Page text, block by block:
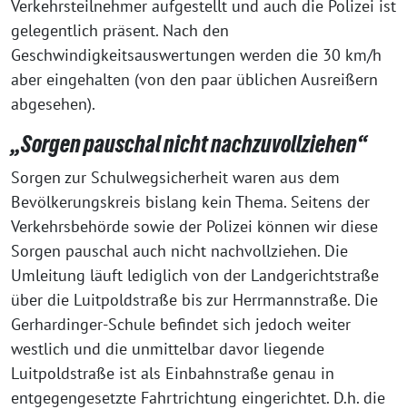
Verkehrsteilnehmer aufgestellt und auch die Polizei ist
gelegentlich präsent. Nach den
Geschwindigkeitsauswertungen werden die 30 km/h
aber eingehalten (von den paar üblichen Ausreißern
abgesehen).
„Sorgen pauschal nicht nachzuvollziehen“
Sorgen zur Schulwegsicherheit waren aus dem
Bevölkerungskreis bislang kein Thema. Seitens der
Verkehrsbehörde sowie der Polizei können wir diese
Sorgen pauschal auch nicht nachvollziehen. Die
Umleitung läuft lediglich von der Landgerichtstraße
über die Luitpoldstraße bis zur Herrmannstraße. Die
Gerhardinger-Schule befindet sich jedoch weiter
westlich und die unmittelbar davor liegende
Luitpoldstraße ist als Einbahnstraße genau in
entgegengesetzte Fahrtrichtung eingerichtet. D.h. die